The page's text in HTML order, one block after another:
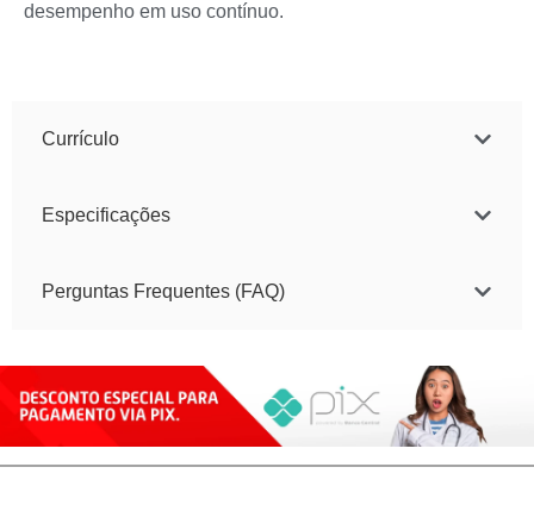
Currículo
Especificações
Perguntas Frequentes (FAQ)
desempenho em uso contínuo.